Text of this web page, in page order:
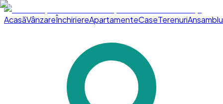
AcasăVânzareÎnchiriereApartamenteCaseTerenuri